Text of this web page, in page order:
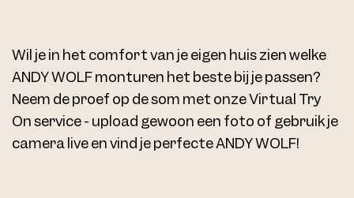
Wil je in het comfort van je eigen huis zien welke
ANDY WOLF monturen het beste bij je passen?
Neem de proef op de som met onze Virtual Try
On service - upload gewoon een foto of gebruik je
camera live en vind je perfecte ANDY WOLF!